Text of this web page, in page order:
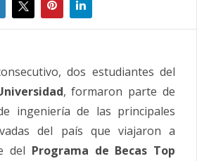
dos estudiantes del
, formaron parte de
ingeniería de las principales
del país que viajaron a
del Programa de Becas Top